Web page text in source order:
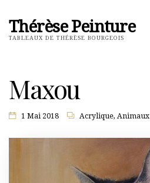
Thérèse Peinture
TABLEAUX DE THÉRÈSE BOURGEOIS
Maxou
1 Mai 2018 Acrylique, Animaux